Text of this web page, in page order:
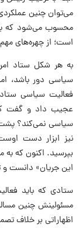
می‌توان چنین
محسوب می‌شود که با
است؛ از چهره‌های
به هر شکل ستاد امر
سیاسی دور باشد،
فعالیت سیاسی
عجیب داد و گفت که
سیاسی نمی‌کند؟
نیز ابزار دست
بپرسید. اکنون که به
این جریان» دانست و
ستادی که باید
مسئولینش چنین
اظهاراتی بر خلاف